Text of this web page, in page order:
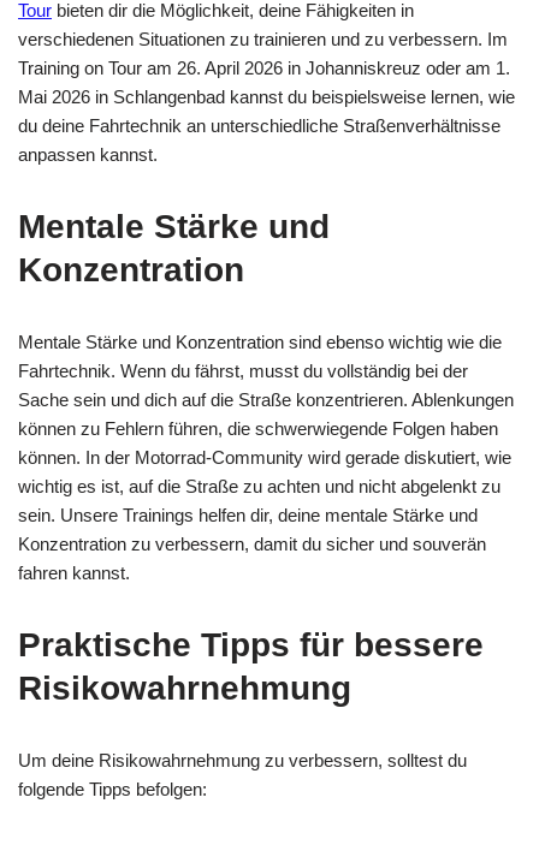
Tour bieten dir die Möglichkeit, deine Fähigkeiten in
verschiedenen Situationen zu trainieren und zu verbessern. Im
Training on Tour am 26. April 2026 in Johanniskreuz oder am 1.
Mai 2026 in Schlangenbad kannst du beispielsweise lernen, wie
du deine Fahrtechnik an unterschiedliche Straßenverhältnisse
anpassen kannst.
Mentale Stärke und
Konzentration
Mentale Stärke und Konzentration sind ebenso wichtig wie die
Fahrtechnik. Wenn du fährst, musst du vollständig bei der
Sache sein und dich auf die Straße konzentrieren. Ablenkungen
können zu Fehlern führen, die schwerwiegende Folgen haben
können. In der Motorrad-Community wird gerade diskutiert, wie
wichtig es ist, auf die Straße zu achten und nicht abgelenkt zu
sein. Unsere Trainings helfen dir, deine mentale Stärke und
Konzentration zu verbessern, damit du sicher und souverän
fahren kannst.
Praktische Tipps für bessere
Risikowahrnehmung
Um deine Risikowahrnehmung zu verbessern, solltest du
folgende Tipps befolgen: